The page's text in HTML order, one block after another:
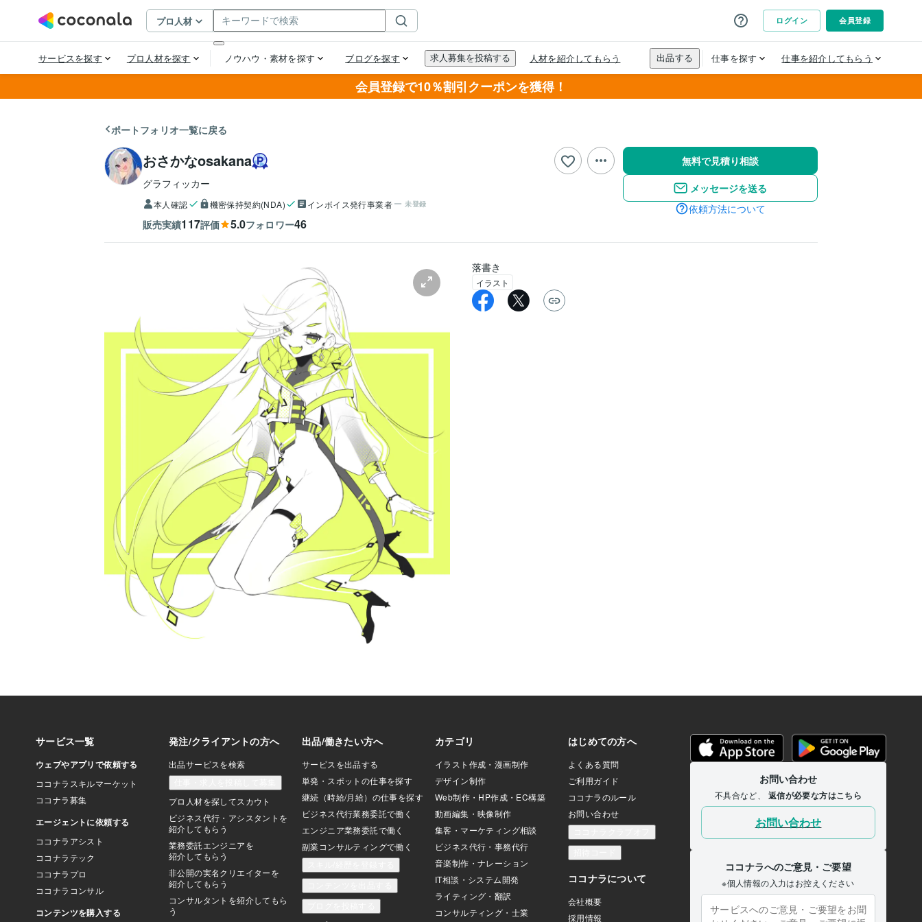
会員登録で10％割引クーポンを獲得！
ポートフォリオ一覧に戻る
おさかなosakana
グラフィッカー
本人確認 機密保持契約(NDA) インボイス発行事業者 未登録
販売実績117評価 5.0フォロワー46
無料で見積り相談
メッセージを送る
依頼方法について
落書き
イラスト